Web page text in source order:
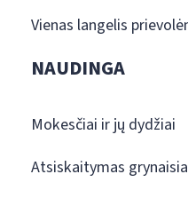
Vienas langelis
NAUDINGA
Mokesčiai ir jų dydžiai
Atsiskaitymas